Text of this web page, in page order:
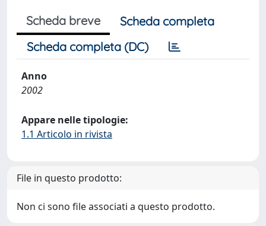
Scheda breve
Scheda completa
Scheda completa (DC)
Anno
2002
Appare nelle tipologie:
1.1 Articolo in rivista
File in questo prodotto:
Non ci sono file associati a questo prodotto.